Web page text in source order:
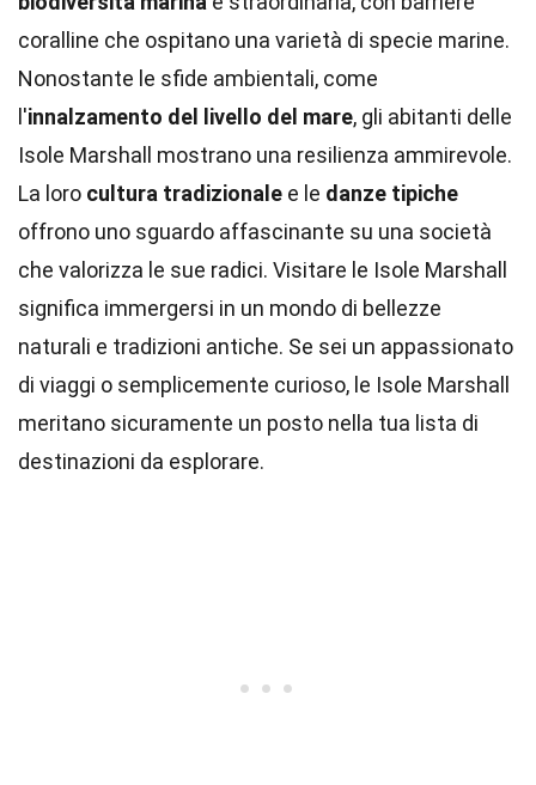
coralline che ospitano una varietà di specie marine.
Nonostante le sfide ambientali, come
l'innalzamento del livello del mare, gli abitanti delle
Isole Marshall mostrano una resilienza ammirevole.
La loro cultura tradizionale e le danze tipiche
offrono uno sguardo affascinante su una società
che valorizza le sue radici. Visitare le Isole Marshall
significa immergersi in un mondo di bellezze
naturali e tradizioni antiche. Se sei un appassionato
di viaggi o semplicemente curioso, le Isole Marshall
meritano sicuramente un posto nella tua lista di
destinazioni da esplorare.